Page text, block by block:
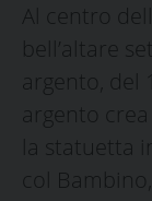
Al centro
bell’altare
argento, del
argento crea
la statuetta
col